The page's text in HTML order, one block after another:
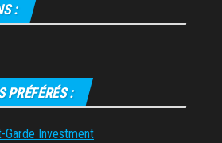
:
PRÉFÉRÉS :
Garde Investment